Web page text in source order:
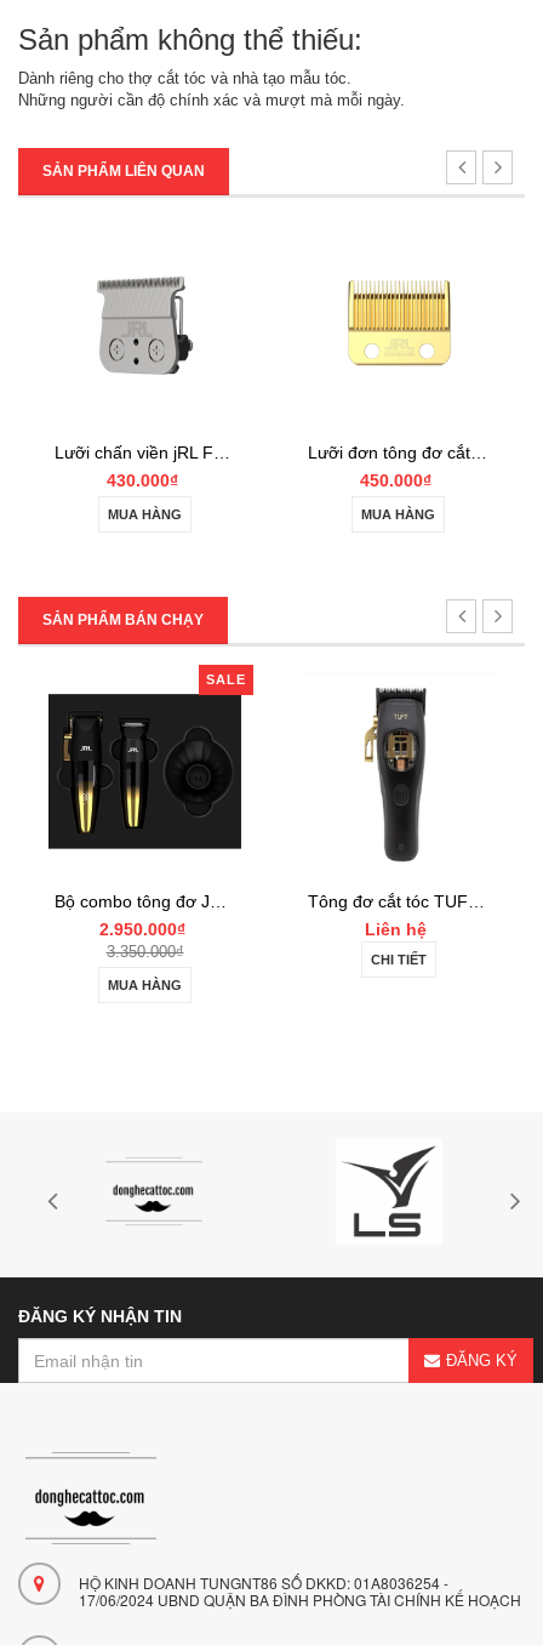
Sản phẩm không thể thiếu:
Dành riêng cho thợ cắt tóc và nhà tạo mẫu tóc.
Những người cần độ chính xác và mượt mà mỗi ngày.
SẢN PHẨM LIÊN QUAN
Lưỡi chấn viền jRL FF2020T EZ-GAP Trimmer C (Ceramic) Blade
Lưỡi đơn tông đơ cắt tóc jRL FF2020C Standard Taper Blade
SẢN PHẨM BÁN CHẠY
Bộ combo tông đơ JRL FF2020 Limited Gold Collection Gold Clipper và Trimmer Set
Tông đơ cắt tóc TUFT Vista-C Professional
ĐĂNG KÝ NHẬN TIN
ĐĂNG KÝ
HỘ KINH DOANH TUNGNT86 SỐ DKKD: 01A8036254 -
17/06/2024 UBND QUẬN BA ĐÌNH PHÒNG TÀI CHÍNH KẾ HOẠCH